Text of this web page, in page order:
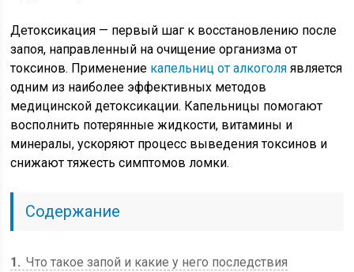
Детоксикация — первый шаг к восстановлению после
запоя, направленный на очищение организма от
токсинов. Применение капельниц от алкоголя является
одним из наиболее эффективных методов
медицинской детоксикации. Капельницы помогают
восполнить потерянные жидкости, витамины и
минералы, ускоряют процесс выведения токсинов и
снижают тяжесть симптомов ломки.
Содержание
1
Что такое запой и какие у него последствия